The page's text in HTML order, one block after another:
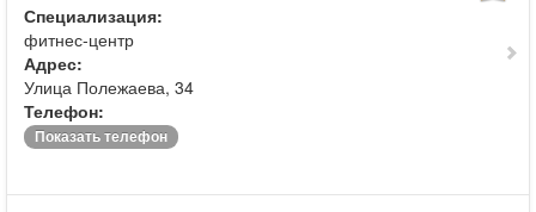
Специализация:
фитнес-центр
Адрес:
Улица Полежаева, 34
Телефон:
Показать телефон